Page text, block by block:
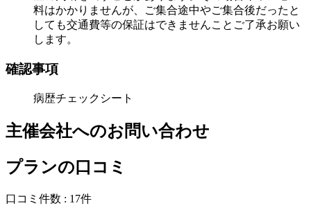
料はかかりませんが、ご集合途中やご集合後だったと
しても交通費等の保証はできませんことご了承お願い
します。
確認事項
病歴チェックシート
主催会社へのお問い合わせ
プランの口コミ
口コミ件数 : 17件